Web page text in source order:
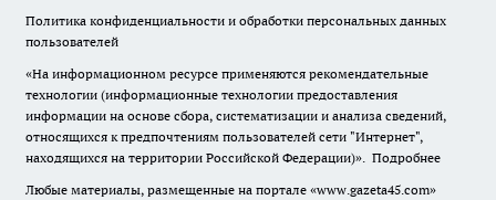
Политика конфиденциальности и обработки персональных данных
пользователей
«На информационном ресурсе применяются рекомендательные
технологии (информационные технологии предоставления
информации на основе сбора, систематизации и анализа сведений,
относящихся к предпочтениям пользователей сети "Интернет",
находящихся на территории Российской Федерации)». Подробнее
Любые материалы, размещенные на портале «www.gazeta45.com»